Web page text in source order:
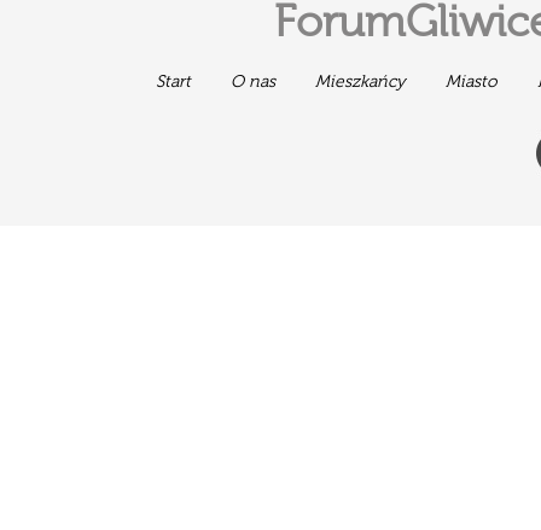
Start O nas Mieszkańcy Miasto